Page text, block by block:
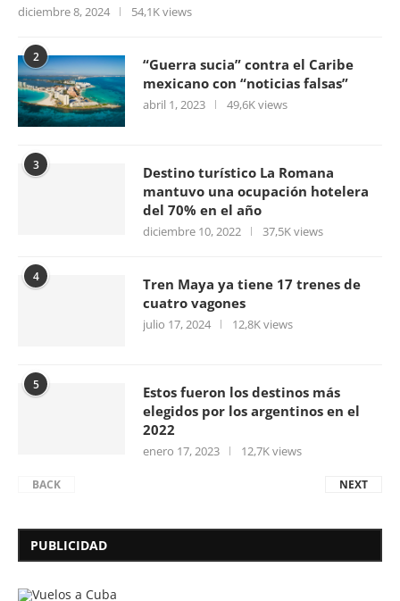
diciembre 8, 2024 54,1K views
2
“Guerra sucia” contra el Caribe
mexicano con “noticias falsas”
abril 1, 2023 49,6K views
3
Destino turístico La Romana
mantuvo una ocupación hotelera
del 70% en el año
diciembre 10, 2022 37,5K views
4
Tren Maya ya tiene 17 trenes de
cuatro vagones
julio 17, 2024 12,8K views
5
Estos fueron los destinos más
elegidos por los argentinos en el
2022
enero 17, 2023 12,7K views
BACK NEXT
PUBLICIDAD